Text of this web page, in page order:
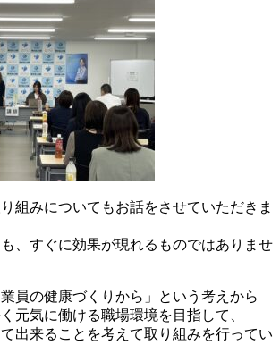
組みについてもお話をさせていただきま
、すぐに効果が現れるものではありませ
業員の健康づくりから」という考えから
元気に働ける職場環境を目指して、
出来ることを考えて取り組みを行ってい